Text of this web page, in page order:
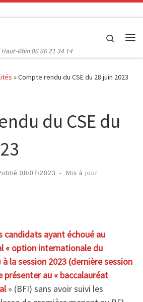
Rhin 06 66 21 34 14
Search
»Compte rendu du CSE du 28 juin 2023
du CSE du
08/07/2023 -
Mis à jour
candidats ayant échoué au
« option internationale du
la session 2023 (dernière session
présenter au « baccalauréat
» (BFI) sans avoir suivi les